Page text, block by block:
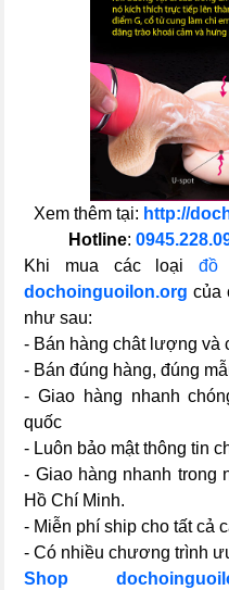
Xem thêm tại: http://
Hotline:
Khi mua các loạiđồ
dochoinguoilon.org của
như sau:
- Bán hàng chât lượng và
- Bán đúng hàng, đúng
- Giao hàng nhanh
quốc
- Luôn bảo mật thông tin
- Giao hàng nhanh trong
Hồ Chí Minh.
- Miễn phí ship cho tất cả
- Có nhiều chương trình
Shop